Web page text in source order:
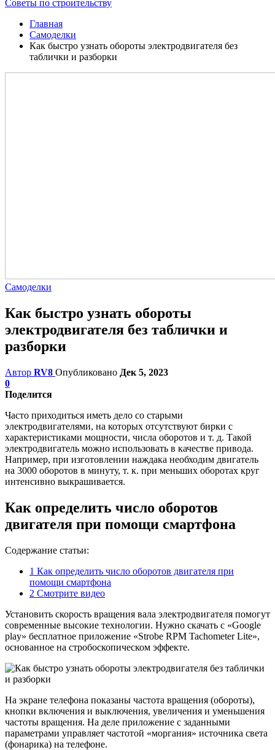
Советы по строительству
Главная
Самоделки
Как быстро узнать обороты электродвигателя без
таблички и разборки
Самоделки
Как быстро узнать обороты
электродвигателя без таблички и
разборки
Автор RV8 Опубликовано Дек 5, 2023
0
Поделится
Часто приходиться иметь дело со старыми
электродвигателями, на которых отсутствуют бирки с
характеристиками мощности, числа оборотов и т. д. Такой
электродвигатель можно использовать в качестве привода.
Например, при изготовлении наждака необходим двигатель
на 3000 оборотов в минуту, т. к. при меньших оборотах круг
интенсивно выкрашивается.
Как определить число оборотов
двигателя при помощи смартфона
Содержание статьи:
1 Как определить число оборотов двигателя при
помощи смартфона
2 Смотрите видео
Установить скорость вращения вала электродвигателя помогут
современные высокие технологии. Нужно скачать с «Google
play» бесплатное приложение «Strobe RPM Tachometer Lite»,
основанное на стробоскопическом эффекте.
На экране телефона показаны частота вращения (обороты),
кнопки включения и выключения, увеличения и уменьшения
частоты вращения. На деле приложение с заданными
параметрами управляет частотой «моргания» источника света
(фонарика) на телефоне.